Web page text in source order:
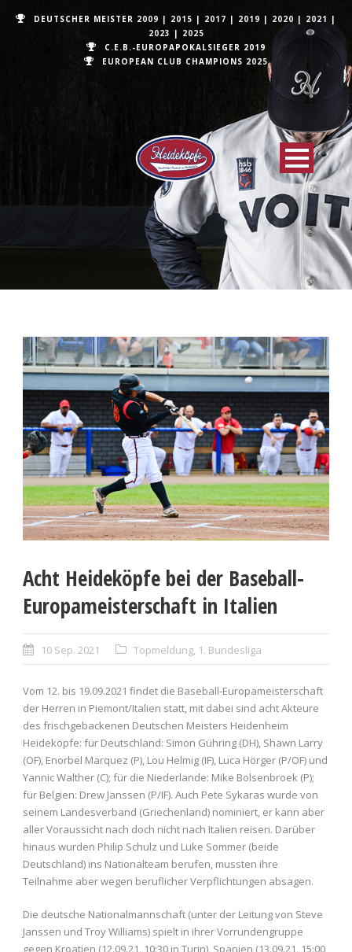
DEUTSCHER MEISTER 2009 | 2015 | 2017 | 2019 | 2020 | 2021 |
2023 | 2025
C.E.B.-EUROPAPOKALSIEGER 2019
EUROPEAN CLUB CHAMPIONS 2025
Acht Heideköpfe bei der Baseball-
Europameisterschaft in Italien
10 Sep. 2021 Topmeldung, 1. Bundesliga
Vom 12. bis 19.09.2021 findet die Baseball-Europameisterschaft
der Herren in Piemont/Italien statt, mit dabei sind acht Akteure
des frischgebackenen Deutschen Meisters Heidenheim
Heideköpfe: für Deutschland: Simon Gühring (DH), Shawn Larry
(OF), Enorbel Marquez (P), Lou Helmig (IF), Luca Hörger (P/OF) und
Yannic Walther (C); für die Niederlande: Mike Bolsenbroek (P);
für Belgien: Drew Janssen (P/IF). Auch Pete Sykaras wurde von
seinem Landesverband (Griechenland) nominiert, er kann aber
aller Voraussicht nach doch nicht nach Italien reisen. Darüber
hinaus wurden Philip Schulz und Luke Sommer (beide
Deutschland) ins Nationalteam berufen, mussten ihre
Teilnahme aber wegen beruflicher Verpflichtungen absagen.
Die deutsche Nationalmannschaft (unter der Leitung von Steve
Janssen und Troy Williams) spielt in ihrer Vorrundengruppe
gegen Kroatien (12.09.21, 10:30 in Turin), Spanien (13.09.21, 15:00